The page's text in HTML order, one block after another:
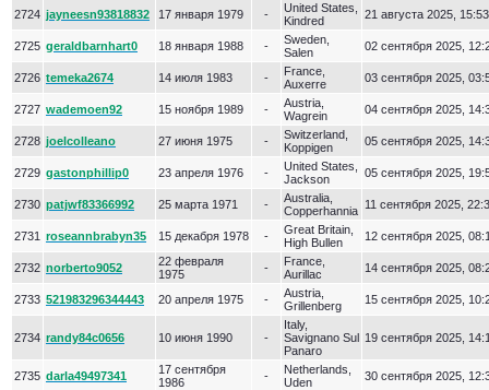
2724 jayneesn93818832 17 января 1979 -
United States,
Kindred
21 августа 2025, 15:53
2725 geraldbarnhart0 18 января 1988 -
Sweden,
Salen
02 сентября 2025,
2726 temeka2674 14 июля 1983 -
France,
Auxerre
03 сентября 2025,
2727 wademoen92 15 ноября 1989 -
Austria,
Wagrein
04 сентября 2025,
2728 joelcolleano 27 июня 1975 -
Switzerland,
Koppigen
05 сентября 2025,
2729 gastonphillip0 23 апреля 1976 -
United States,
Jackson
05 сентября 2025,
2730 patjwf83366992 25 марта 1971 -
Australia,
Copperhannia 11 сентября 2025,
2731 roseannbrabyn35 15 декабря 1978 -
Great Britain,
High Bullen
12 сентября 2025,
2732 norberto9052
22 февраля
1975
-
France,
Aurillac
14 сентября 2025,
2733 521983296344443 20 апреля 1975 -
Austria,
Grillenberg
15 сентября 2025,
2734 randy84c0656 10 июня 1990 -
Italy,
Savignano Sul
Panaro
19 сентября 2025,
2735 darla49497341
17 сентября
1986
-
Netherlands,
Uden
30 сентября 2025,